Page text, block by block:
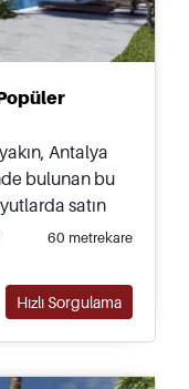
Antalya
bulunan bu
satın
60 metrekare
Hızlı Sorgulama